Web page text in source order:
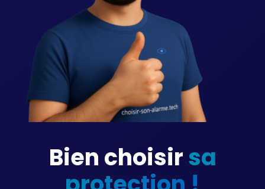
Bien choisirsa